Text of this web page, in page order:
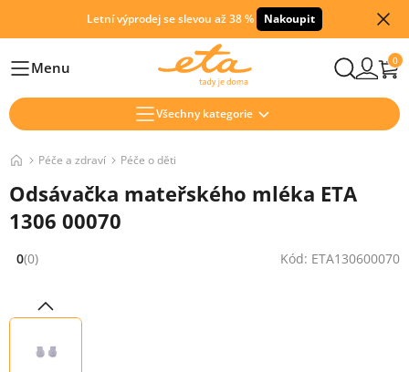
Letní výprodej se slevou až 38 % Nakoupit
HlavníMenu 0
Všechny kategorie
Péče a zdraví Péče o děti
Odsávačka mateřského mléka ETA
1306 00070
Hodnocení: 0 z 5 (0 recenzí)
0(0) Kód: ETA130600070